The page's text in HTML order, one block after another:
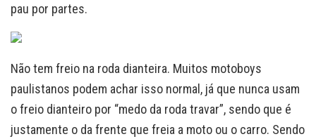
pau por partes.
Não tem freio na roda dianteira. Muitos motoboys
paulistanos podem achar isso normal, já que nunca usam
o freio dianteiro por “medo da roda travar”, sendo que é
justamente o da frente que freia a moto ou o carro. Sendo